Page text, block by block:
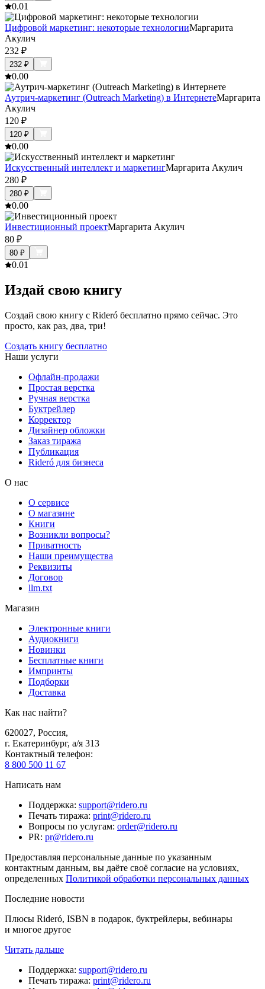
0.01
Цифровой маркетинг: некоторые технологииМаргарита
Акулич
232 ₽
232 ₽
0.00
Аутрич-маркетинг (Outreach Marketing) в ИнтернетеМаргарита
Акулич
120 ₽
120 ₽
0.00
Искусственный интеллект и маркетингМаргарита Акулич
280 ₽
280 ₽
0.00
Инвестиционный проектМаргарита Акулич
80 ₽
80 ₽
0.01
Издай свою книгу
Создай свою книгу с Rideró бесплатно прямо сейчас. Это
просто, как раз, два, три!
Создать книгу бесплатно
Наши услуги
Офлайн-продажи
Простая верстка
Ручная верстка
Буктрейлер
Корректор
Дизайнер обложки
Заказ тиража
Публикация
Rideró для бизнеса
О нас
О сервисе
О магазине
Книги
Возникли вопросы?
Приватность
Наши преимущества
Реквизиты
Договор
llm.txt
Магазин
Электронные книги
Аудиокниги
Новинки
Бесплатные книги
Импринты
Подборки
Доставка
Как нас найти?
620027, Россия,
г. Екатеринбург, а/я 313
Контактный телефон:
8 800 500 11 67
Написать нам
Поддержка: support@ridero.ru
Печать тиража: print@ridero.ru
Вопросы по услугам: order@ridero.ru
PR: pr@ridero.ru
Предоставляя персональные данные по указанным
контактным данным, вы даёте своё согласие на условиях,
определенных Политикой обработки персональных данных
Последние новости
Плюсы Rideró, ISBN в подарок, буктрейлеры, вебинары
и многое другое
Читать дальше
Поддержка: support@ridero.ru
Печать тиража: print@ridero.ru